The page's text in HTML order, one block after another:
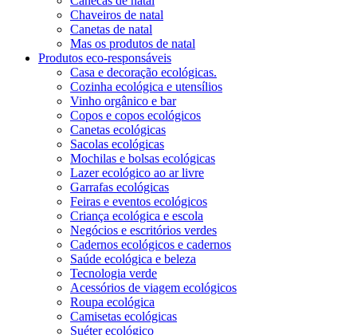
Chaveiros de natal
Canetas de natal
Mas os produtos de natal
Produtos eco-responsáveis
Casa e decoração ecológicas.
Cozinha ecológica e utensílios
Vinho orgânico e bar
Copos e copos ecológicos
Canetas ecológicas
Sacolas ecológicas
Mochilas e bolsas ecológicas
Lazer ecológico ao ar livre
Garrafas ecológicas
Feiras e eventos ecológicos
Criança ecológica e escola
Negócios e escritórios verdes
Cadernos ecológicos e cadernos
Saúde ecológica e beleza
Tecnologia verde
Acessórios de viagem ecológicos
Roupa ecológica
Camisetas ecológicas
Suéter ecológico